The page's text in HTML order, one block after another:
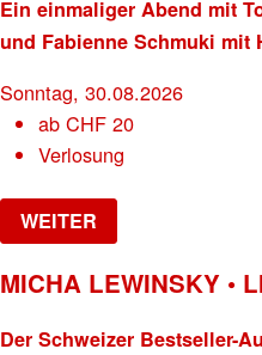
Ein einmaliger Abend mit
und Fabienne Schmuki mit
Sonntag, 30.08.2026
abCHF 20
Verlosung
WEITER
MICHA LEWINSKY •
Der Schweizer Bestseller-